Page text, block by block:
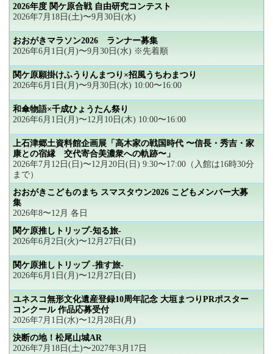
2026年度 関ケ原合戦 自由研究コンテスト
2026年7月18日(土)〜9月30日(水)
おおがきマラソン2026 ランナー募集
2026年6月1日(月)〜9月30日(水) ※先着順
関ケ原願掛けふうりんまつり×招風うちわまつり
2026年6月1日(月)〜9月30日(水) 10:00〜16:00
和傘物語×千成ひょうたん祭り
2026年6月1日(月)〜12月10日(木) 10:00〜16:00
上石津郷土資料館企画展「高木家の戦国時代 〜信長・秀吉・家
康との宿縁 交代寄合美濃衆への軌跡〜」
2026年7月12日(日)〜12月20日(日) 9:30〜17:00（入館は16時30分
まで）
おおがきこどものまち スマスタウン2026 こどもメンバー大募
集
2026年8〜12月 各日
関ケ原推しトリップ-知る旅-
2026年6月2日(火)〜12月27日(日)
関ケ原推しトリップ -推す旅-
2026年6月1日(月)〜12月27日(日)
ユネスコ無形文化遺産登録10周年記念 大垣まつりPRポスター
コンクール 作品応募受付
2026年7月1日(水)〜12月28日(月)
決断の地！松尾山城AR
2026年7月18日(土)〜2027年3月17日